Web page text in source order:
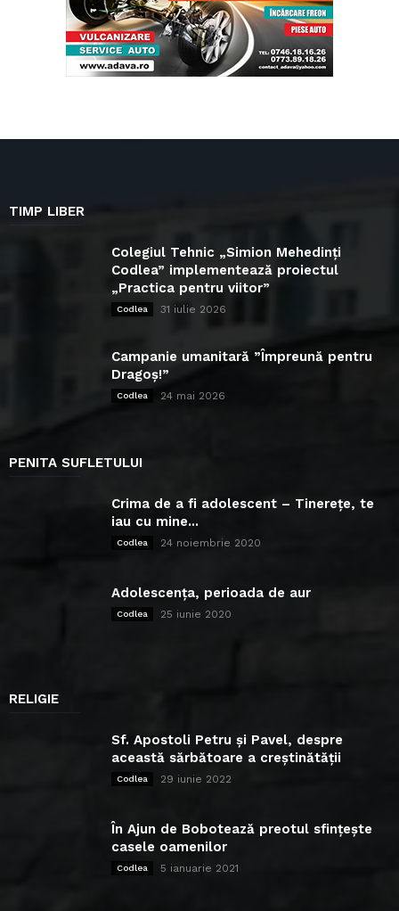
TIMP LIBER
Colegiul Tehnic „Simion Mehedinți
Codlea” implementează proiectul
„Practica pentru viitor”
Codlea 31 iulie 2026
Campanie umanitară ”Împreună pentru
Dragoș!”
Codlea 24 mai 2026
PENITA SUFLETULUI
Crima de a fi adolescent – Tinerețe, te
iau cu mine...
Codlea 24 noiembrie 2020
Adolescența, perioada de aur
Codlea 25 iunie 2020
RELIGIE
Sf. Apostoli Petru și Pavel, despre
această sărbătoare a creștinătății
Codlea 29 iunie 2022
În Ajun de Bobotează preotul sfințește
casele oamenilor
Codlea 5 ianuarie 2021